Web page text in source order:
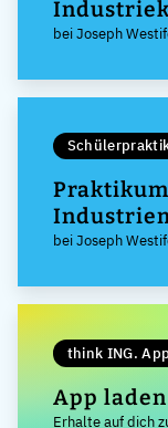
bei Joseph
bei Joseph
think ING. App
App
Erhalte auf dich